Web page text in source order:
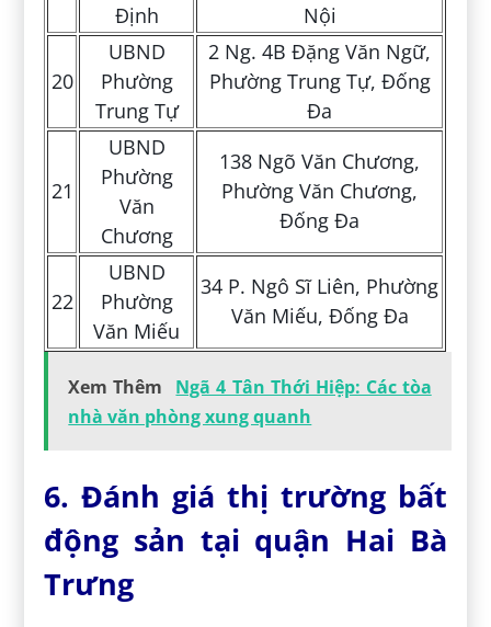
Định
Nội
20
UBND
Phường
Trung Tự
2 Ng. 4B Đặng Văn Ngữ,
Phường Trung Tự, Đống
Đa
21
UBND
Phường
Văn
Chương
138 Ngõ Văn Chương,
Phường Văn Chương,
Đống Đa
22
UBND
Phường
Văn Miếu
34 P. Ngô Sĩ Liên, Phường
Văn Miếu, Đống Đa
Xem Thêm
Ngã 4 Tân Thới Hiệp: Các tòa
nhà văn phòng xung quanh
6. Đánh giá thị trường bất
động sản tại quận Hai Bà
Trưng